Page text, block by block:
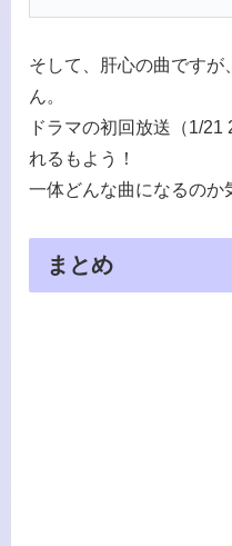
そして、肝心の曲です
ん。
ドラマの初回放送（1/
れるもよう！
一体どんな曲になるのか
まとめ